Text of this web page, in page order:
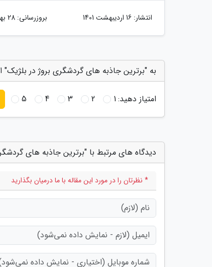
انتشار: 16 اردیبهشت 1401 بروزرسانی: 28 بهمن 1404
به "برترین جاذبه های گردشگری بروژ در بلژیک"
امتیاز دهید:1
2
3
4
5
دیدگاه های مرتبط با "برترین جاذبه های
* نظرتان را در مورد این مقاله با ما درمیان بگذارید